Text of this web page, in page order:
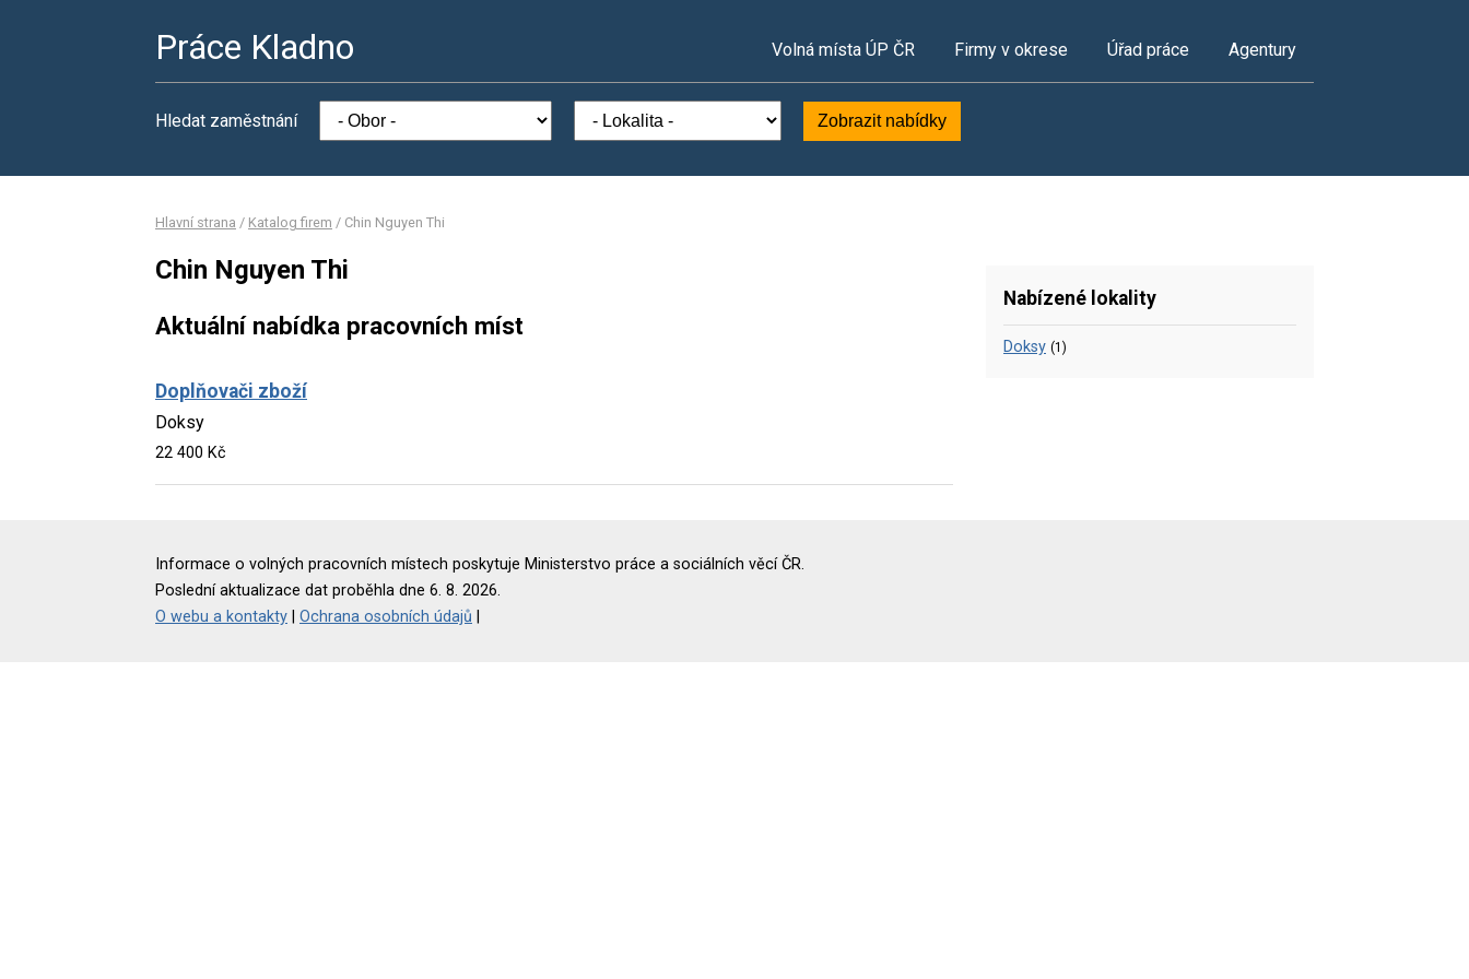
Práce Kladno Volná místa ÚP ČR Firmy v okrese Úřad práce Agentury
Hledat zaměstnání Zobrazit nabídky
Hlavní strana / Katalog firem / Chin Nguyen Thi
Chin Nguyen Thi
Aktuální nabídka pracovních míst
Doplňovači zboží
Doksy
22 400 Kč
Nabízené lokality
Doksy (1)
Informace o volných pracovních místech poskytuje Ministerstvo práce a sociálních věcí ČR.
Poslední aktualizace dat proběhla dne 6. 8. 2026.
O webu a kontakty
Ochrana osobních údajů